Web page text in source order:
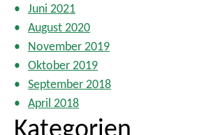
Juni 2021
August 2020
November 2019
Oktober 2019
September 2018
April 2018
Kategorien